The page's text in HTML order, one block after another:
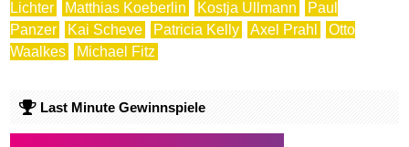
Lichter
Matthias Koeberlin Kostja Ullmann
Paul
Panzer
Kai Scheve Patricia Kelly Axel Prahl
Otto
Waalkes
Michael Fitz
Last Minute Gewinnspiele